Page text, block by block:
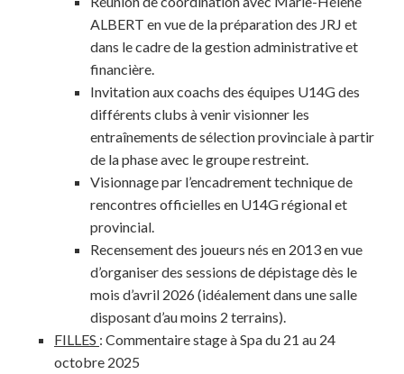
ALBERT en vue de la préparation des JRJ et
dans le cadre de la gestion administrative et
financière.
Invitation aux coachs des équipes U14G des
différents clubs à venir visionner les
entraînements de sélection provinciale à partir
de la phase avec le groupe restreint.
Visionnage par l’encadrement technique de
rencontres officielles en U14G régional et
provincial.
Recensement des joueurs nés en 2013 en vue
d’organiser des sessions de dépistage dès le
mois d’avril 2026 (idéalement dans une salle
disposant d’au moins 2 terrains).
FILLES : Commentaire stage à Spa du 21 au 24
octobre 2025